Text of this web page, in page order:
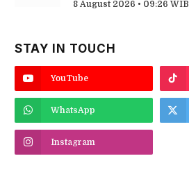
8 August 2026 • 09:26 WIB
STAY IN TOUCH
YouTube
WhatsApp
Instagram